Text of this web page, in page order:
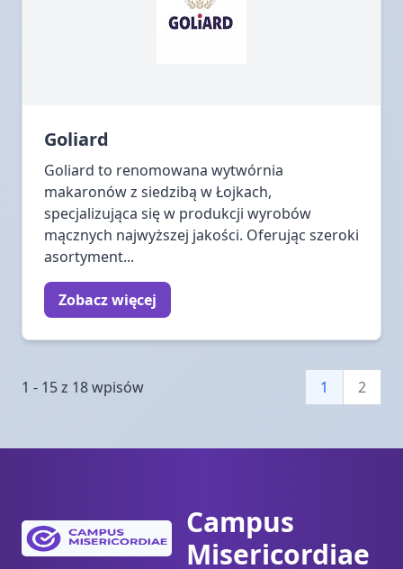
Goliard
Goliard to renomowana wytwórnia
makaronów z siedzibą w Łojkach,
specjalizująca się w produkcji wyrobów
mącznych najwyższej jakości. Oferując szeroki
asortyment...
Zobacz więcej
1 - 15 z 18 wpisów 1 2
Campus
Misericordiae